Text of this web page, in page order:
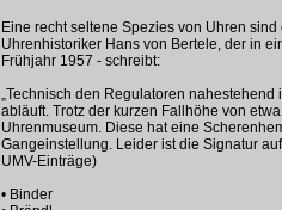
Eine recht seltene Spezies von Uhren
Uhrenhistoriker Hans von Bertele, der in
Frühjahr 1957 - schreibt:
„Technisch den Regulatoren
abläuft. Trotz der kurzen Fallhöhe von
Uhrenmuseum. Diese hat eine
Gangeinstellung. Leider ist die Signatur
UMV-Einträge)
• Binder